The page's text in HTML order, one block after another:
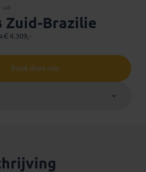
(48)
Zuid-Brazilie
€ 4.309,-
Boek deze reis